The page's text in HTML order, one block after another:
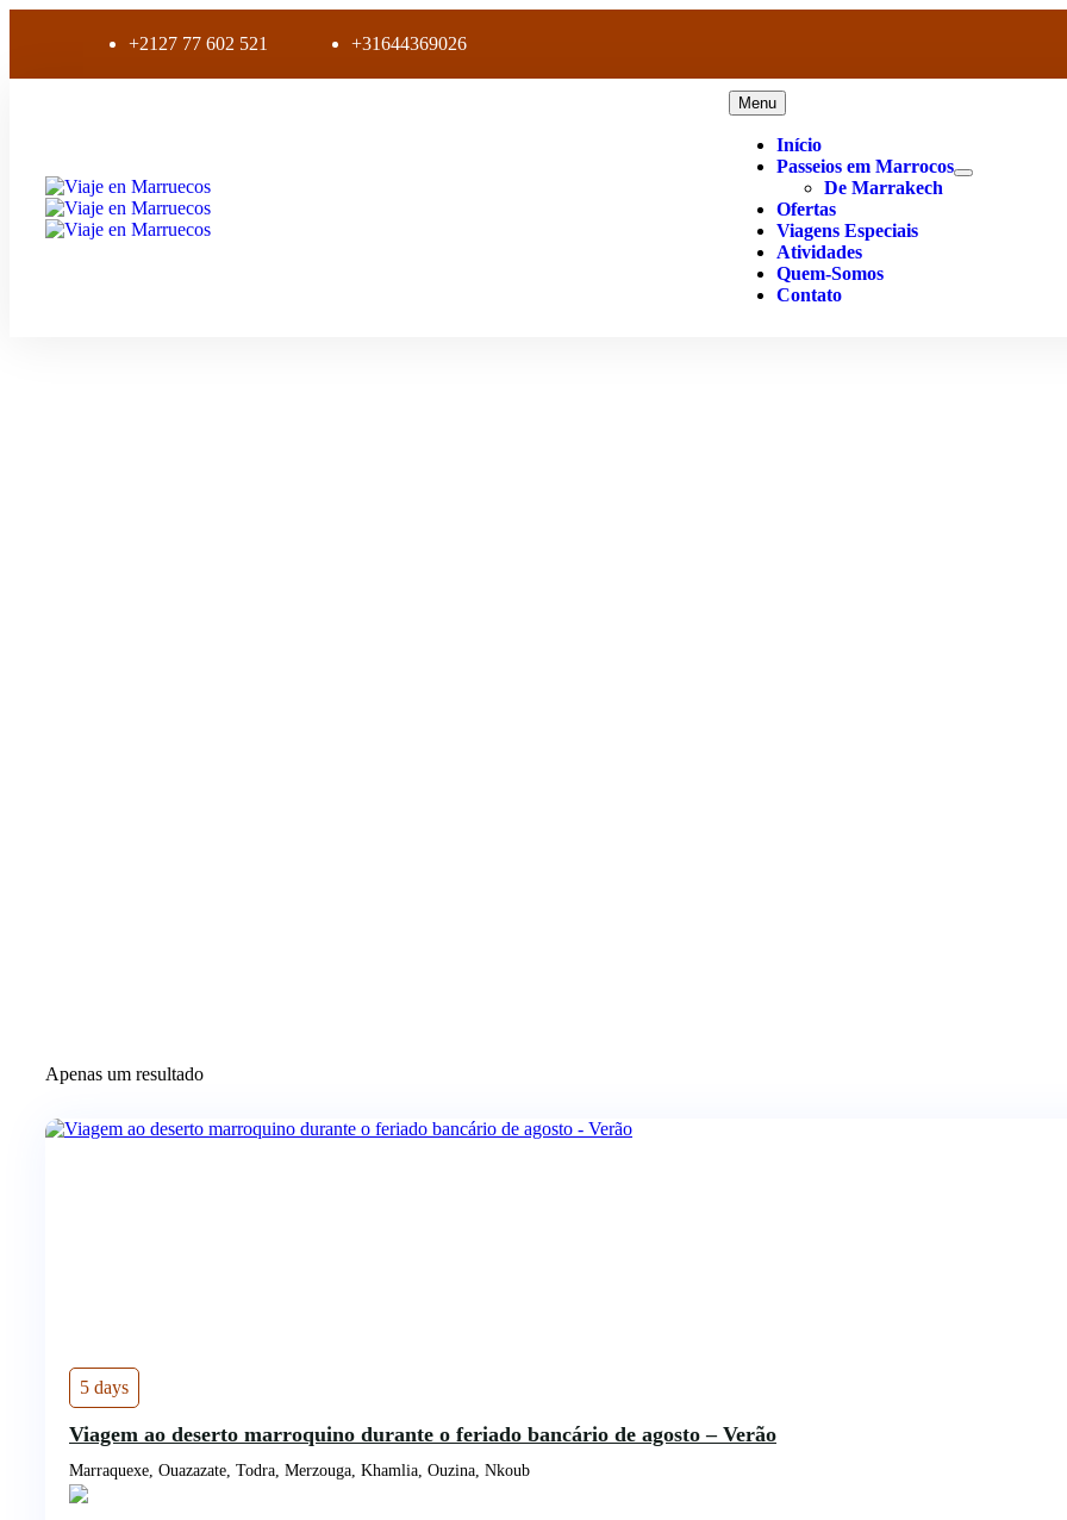
+2127 77 602 521 +31644369026
Menu
Início
Passeios em Marrocos
De Marrakech
Ofertas
Viagens Especiais
Atividades
Quem-Somos
Contato
Apenas um resultado
5 days
Viagem ao deserto marroquino durante o feriado bancário de agosto – Verão
Marraquexe, Ouazazate, Todra, Merzouga, Khamlia, Ouzina, Nkoub